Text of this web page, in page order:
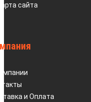
сайта
и Оплата